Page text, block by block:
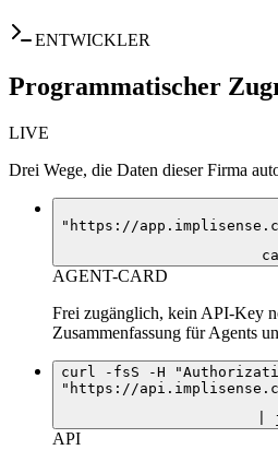
ENTWICKLER
Programmatischer
LIVE
Drei Wege, die Daten dieser Firma
"https://
AGENT-CARD
Frei zugänglich, kein API-Key
Zusammenfassung für Agents
curl -fsS -H
"https://
|
API